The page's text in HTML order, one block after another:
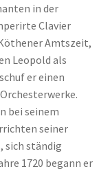
in der
Clavier
Amtszeit,
Leopold als
er einen
bei seinem
seiner
sich ständig
1720 begann er